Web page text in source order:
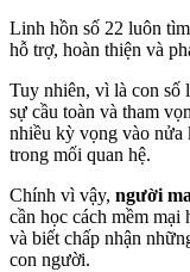
Linh hồn số 22 luôn
hỗ trợ, hoàn thiện và
Tuy nhiên, vì là con số
sự cầu toàn và tham
nhiều kỳ vọng vào nửa
trong mối quan hệ.
Chính vì vậy, người
cần học cách mềm
và biết chấp nhận
con người.